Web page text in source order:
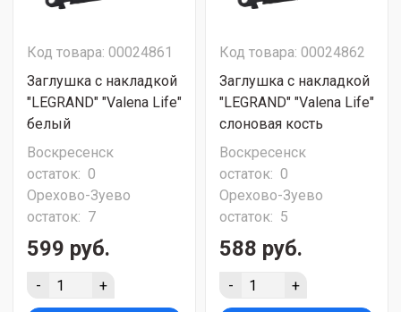
Код товара: 00024861
Заглушка с накладкой
"LEGRAND" "Valena Life"
белый
Воскресенск
остаток: 0
Орехово-Зуево
остаток: 7
599 руб.
- +
Код товара: 00024862
Заглушка с накладкой
"LEGRAND" "Valena Life"
слоновая кость
Воскресенск
остаток: 0
Орехово-Зуево
остаток: 5
588 руб.
- +